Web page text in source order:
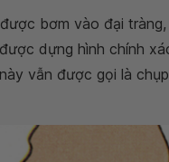
bơm vào đại tràng,
dựng hình chính
vẫn được gọi là